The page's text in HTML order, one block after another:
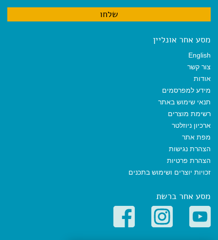
מסע אחר אונליין
English
צור קשר
אודות
מידע למפרסמים
תנאי שימוש באתר
רשימת מוצרים
ארכיון ניוזלטר
מפת אתר
הצהרת נגישות
הצהרת פרטיות
זכויות יוצרים ושימוש בתכנים
מסע אחר ברשת